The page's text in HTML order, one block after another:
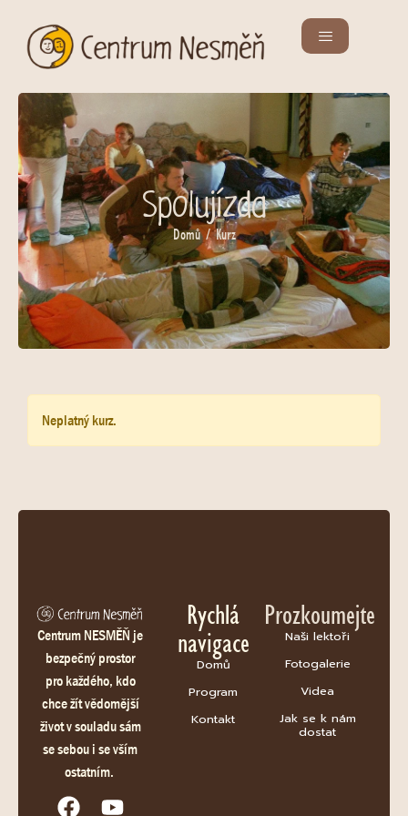
Spolujízda
Domů/ Kurz
Neplatný kurz.
Centrum NESMĚŇ je
bezpečný prostor
pro každého, kdo
chce žít vědomější
život v souladu sám
se sebou i se vším
ostatním.
Rychlá
navigace
Domů
Program
Kontakt
Prozkoumejte
Naši lektoři
Fotogalerie
Videa
Jak se k nám
dostat